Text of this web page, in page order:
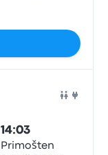
14:03
Primošten